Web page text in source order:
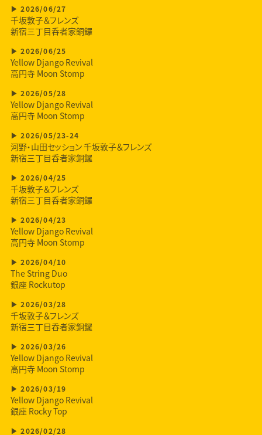
2026/06/27
千坂敦子＆フレンズ
新宿三丁目呑者家銅鑼
2026/06/25
Yellow Django Revival
高円寺 Moon Stomp
2026/05/28
Yellow Django Revival
高円寺 Moon Stomp
2026/05/23-24
河野・山田セッション 千坂敦子＆フレンズ
新宿三丁目呑者家銅鑼
2026/04/25
千坂敦子＆フレンズ
新宿三丁目呑者家銅鑼
2026/04/23
Yellow Django Revival
高円寺 Moon Stomp
2026/04/10
The String Duo
銀座 Rockutop
2026/03/28
千坂敦子＆フレンズ
新宿三丁目呑者家銅鑼
2026/03/26
Yellow Django Revival
高円寺 Moon Stomp
2026/03/19
Yellow Django Revival
銀座 Rocky Top
2026/02/28